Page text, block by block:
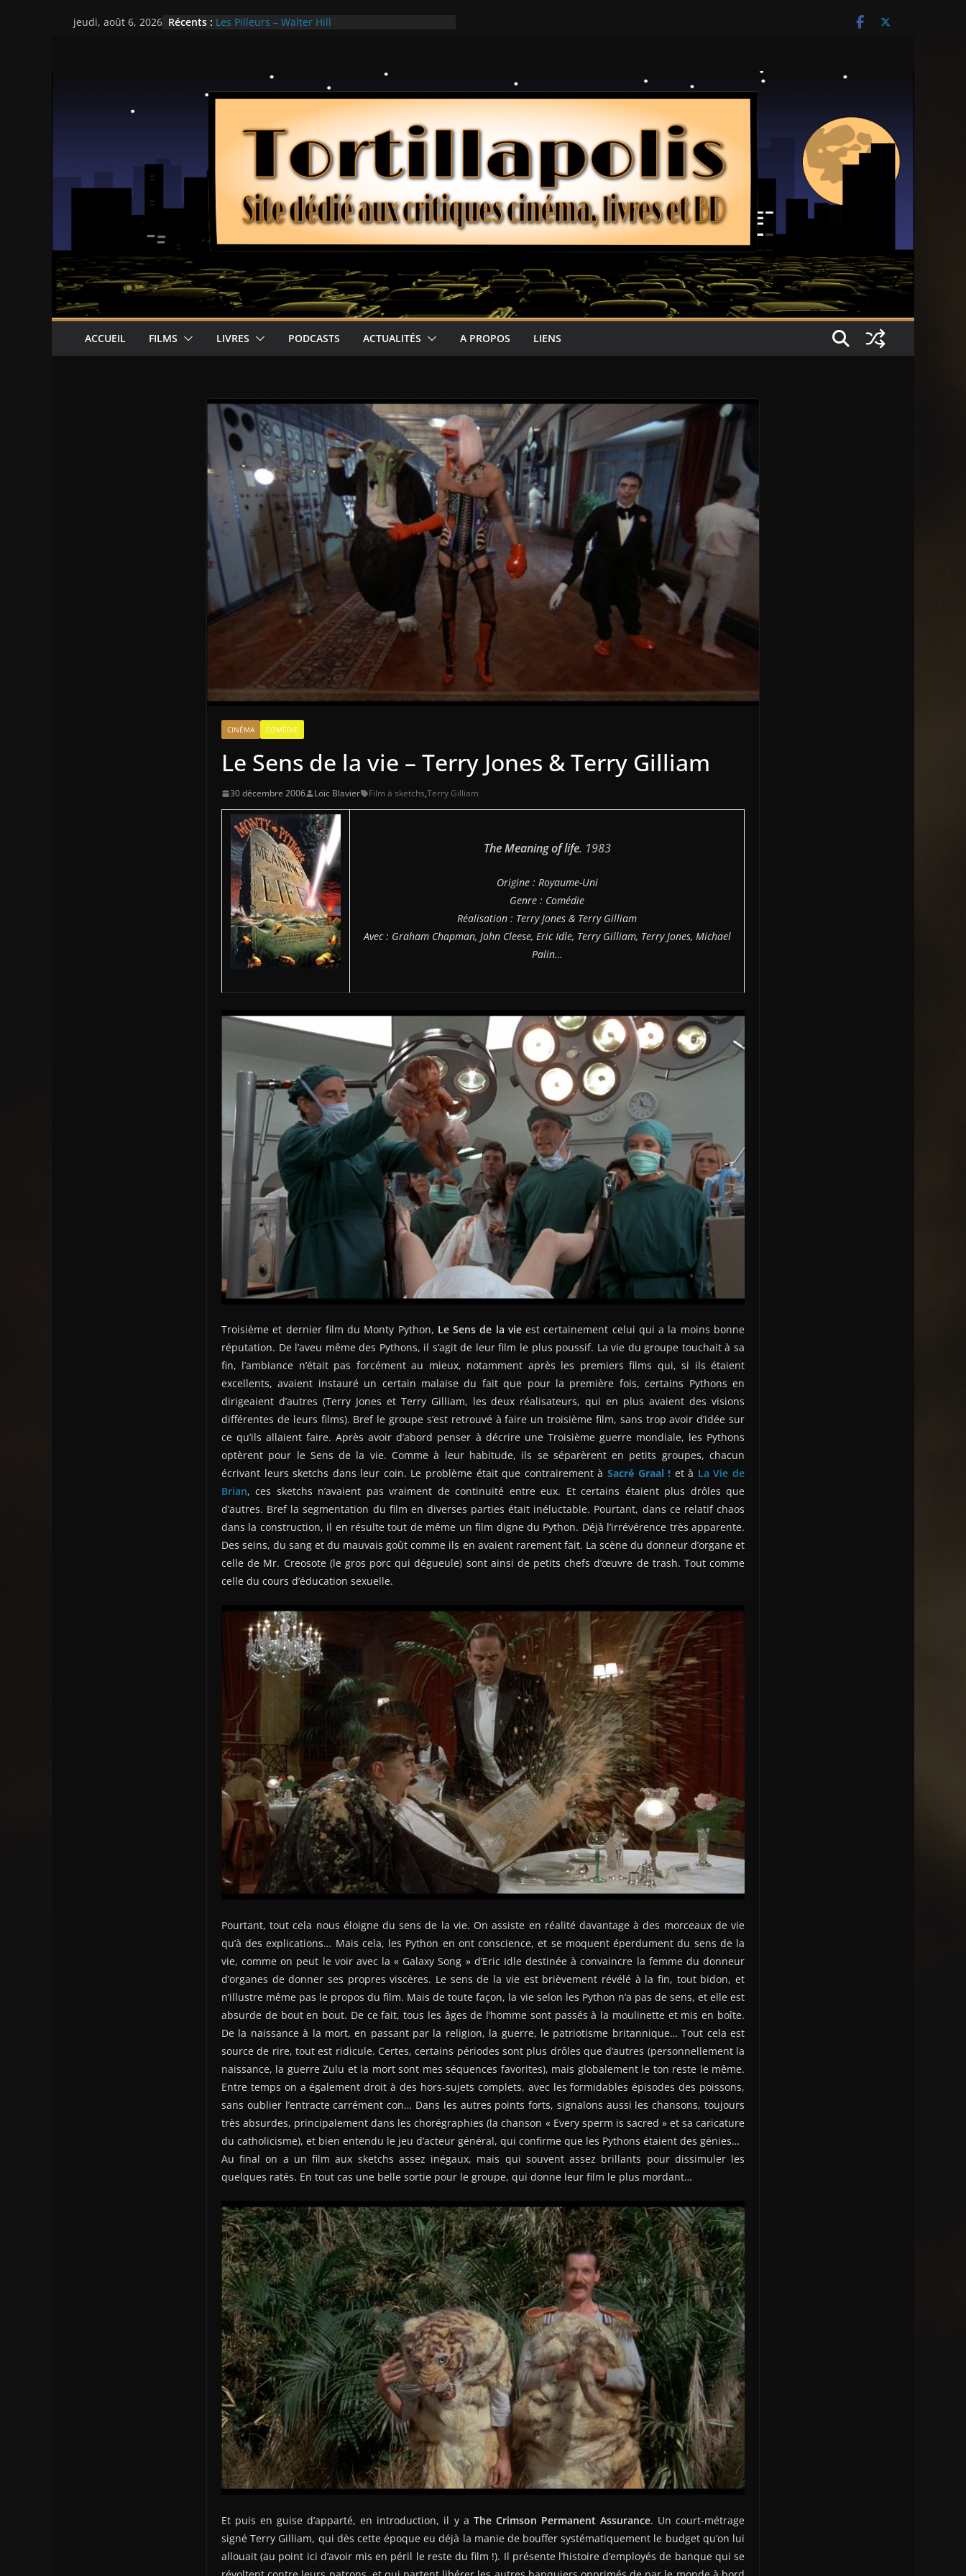
Passerjeudi, août 6, 2026 Récents : Les Pilleurs – Walter Hill
Ça chauffe au lycée Ridgemont – Amy Heckerling
ACCUEIL FILMS LIVRES PODCASTS ACTUALITÉS A PROPOS LIENS
CINÉMA COMÉDIE
Le Sens de la vie – Terry Jones & Terry Gilliam
30 décembre 2006 Loïc Blavier Film à sketchs,Terry Gilliam
The Meaning of life. 1983
Origine : Royaume-Uni
Genre : Comédie
Réalisation : Terry Jones & Terry Gilliam
Avec : Graham Chapman, John Cleese, Eric Idle, Terry Gilliam, Terry Jones, Michael
Palin…
Troisième et dernier film du Monty Python, Le Sens de la vieest certainement celui qui a la moins bonne
réputation. De l’aveu même des Pythons, il s’agit de leur film le plus poussif. La vie du groupe touchait à sa
fin, l’ambiance n’était pas forcément au mieux, notamment après les premiers films qui, si ils étaient
excellents, avaient instauré un certain malaise du fait que pour la première fois, certains Pythons en
dirigeaient d’autres (Terry Jones et Terry Gilliam, les deux réalisateurs, qui en plus avaient des visions
différentes de leurs films). Bref le groupe s’est retrouvé à faire un troisième film, sans trop avoir d’idée sur
ce qu’ils allaient faire. Après avoir d’abord penser à décrire une Troisième guerre mondiale, les Pythons
optèrent pour le Sens de la vie. Comme à leur habitude, ils se séparèrent en petits groupes, chacun
écrivant leurs sketchs dans leur coin. Le problème était que contrairement à Sacré Graal ! et à La Vie de
Brian, ces sketchs n’avaient pas vraiment de continuité entre eux. Et certains étaient plus drôles que
d’autres. Bref la segmentation du film en diverses parties était inéluctable. Pourtant, dans ce relatif chaos
dans la construction, il en résulte tout de même un film digne du Python. Déjà l’irrévérence très apparente.
Des seins, du sang et du mauvais goût comme ils en avaient rarement fait. La scène du donneur d’organe et
celle de Mr. Creosote (le gros porc qui dégueule) sont ainsi de petits chefs d’œuvre de trash. Tout comme
celle du cours d’éducation sexuelle.
Pourtant, tout cela nous éloigne du sens de la vie. On assiste en réalité davantage à des morceaux de vie
qu’à des explications… Mais cela, les Python en ont conscience, et se moquent éperdument du sens de la
vie, comme on peut le voir avec la « Galaxy Song » d’Eric Idle destinée à convaincre la femme du donneur
d’organes de donner ses propres viscères. Le sens de la vie est brièvement révélé à la fin, tout bidon, et
n’illustre même pas le propos du film. Mais de toute façon, la vie selon les Python n’a pas de sens, et elle est
absurde de bout en bout. De ce fait, tous les âges de l’homme sont passés à la moulinette et mis en boîte.
De la naissance à la mort, en passant par la religion, la guerre, le patriotisme britannique… Tout cela est
source de rire, tout est ridicule. Certes, certains périodes sont plus drôles que d’autres (personnellement la
naissance, la guerre Zulu et la mort sont mes séquences favorites), mais globalement le ton reste le même.
Entre temps on a également droit à des hors-sujets complets, avec les formidables épisodes des poissons,
sans oublier l’entracte carrément con… Dans les autres points forts, signalons aussi les chansons, toujours
très absurdes, principalement dans les chorégraphies (la chanson « Every sperm is sacred » et sa caricature
du catholicisme), et bien entendu le jeu d’acteur général, qui confirme que les Pythons étaient des génies…
Au final on a un film aux sketchs assez inégaux, mais qui souvent assez brillants pour dissimuler les
quelques ratés. En tout cas une belle sortie pour le groupe, qui donne leur film le plus mordant…
Et puis en guise d’apparté, en introduction, il y a The Crimson Permanent Assurance. Un court-métrage
signé Terry Gilliam, qui dès cette époque eu déjà la manie de bouffer systématiquement le budget qu’on lui
allouait (au point ici d’avoir mis en péril le reste du film !). Il présente l’histoire d’employés de banque qui se